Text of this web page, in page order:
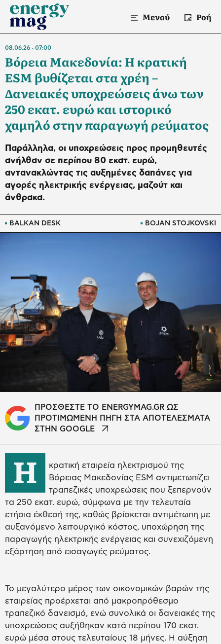
Μενού Ροή
BALKAN DESK BOJAN STOJKOVSKI
08.06.26 07:00
Βόρεια Μακεδονία: Η κρατική
ESM βυθίζεται στα χρέη –
Δανειακές υποχρεώσεις άνω των
250 εκατ. ευρώ και ιστορικό
χαμηλό στην παραγωγή ρεύματος
Παράλληλα, οι υποχρεώσεις προς προμηθευτές
ανήλθαν σε περίπου 80 εκατ. ευρώ,
αντανακλώντας τις αυξημένες δαπάνες για
αγορές ηλεκτρικής ενέργειας, μαζούτ και
άνθρακα.
ΠΡΟΣΘΕΣΤΕ ΤΟ ENERGYMAG.GR ΩΣ
ΠΡΟΤΙΜΩΜΕΝΗ ΠΗΓΗ ΣΤΑ ΑΠΟΤΕΛΕΣΜΑΤΑ
ΣΤΗΝ GOOGLE
Η
κρατική εταιρεία ηλεκτρισμού της
Βόρειας Μακεδονίας ESM αντιμετωπίζει
τραπεζικές υποχρεώσεις που ξεπερνούν
τα 250 εκατ. ευρώ, σύμφωνα με την τελευταία
ετήσια έκθεσή της, καθώς βρίσκεται αντιμέτωπη με
αυξανόμενο λειτουργικό κόστος, υποχώρηση της
παραγωγής ηλεκτρικής ενέργειας και συνεχιζόμενη
εξάρτηση από εισαγωγές ρεύματος.
Το μεγαλύτερο μέρος των οικονομικών βαρών της
εταιρείας προέρχεται από μακροπρόθεσμο
τραπεζικό δανεισμό, ενώ συνολικά οι δανειακές της
υποχρεώσεις αυξήθηκαν κατά περίπου 170 εκατ.
ευρώ μέσα στους τελευταίους 18 μήνες. Η αύξηση